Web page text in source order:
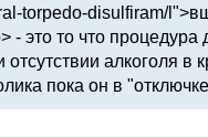
torpedo-disulfiram/
- это то что процедура
алкоголя в
пока он в